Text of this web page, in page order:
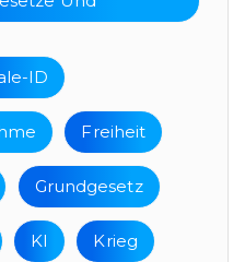
ID
Freiheit
Grundgesetz
KI Krieg